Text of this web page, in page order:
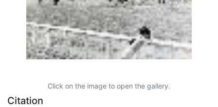
Click on the image to open the gallery.
Citation